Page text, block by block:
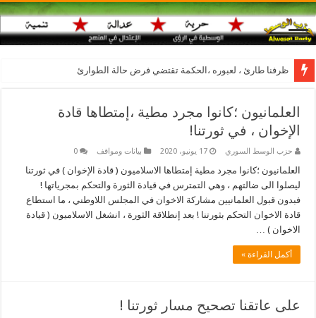
ظرفنا طارئ ، لعبوره ،الحكمة تقتضي فرض حالة الطوارئ
العلمانيون ؛كانوا مجرد مطية ،إمتطاها قادة
الإخوان ، في ثورتنا!
حزب الوسط السوري 17 يونيو، 2020 بيانات ومواقف 0
العلمانيون ؛كانوا مجرد مطية إمتطاها الاسلاميون ( قادة الإخوان ) في ثورتنا
ليصلوا الى ضالتهم ، وهي التمترس في قيادة الثورة والتحكم بمجرياتها !
فبدون قبول العلمانيين مشاركة الاخوان في المجلس اللاوطني ، ما استطاع
قادة الاخوان التحكم بثورتنا ! بعد إنطلاقة الثورة ، انشغل الاسلاميون ( قيادة
الاخوان ) …
أكمل القراءة »
على عاتقنا تصحيح مسار ثورتنا !